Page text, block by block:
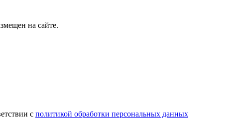
на сайте.
с политикой обработки персональных данных